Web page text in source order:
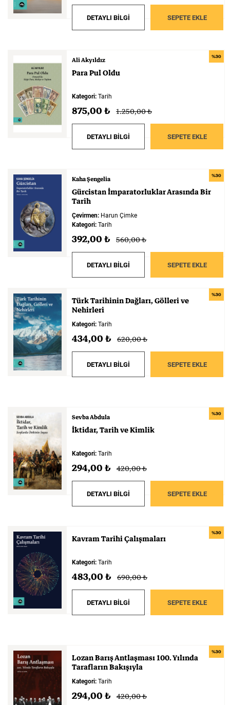
DETAYLI BİLGİ SEPETE EKLE
%30
Ali Akyıldız
ParaPulOldu
Kategori: Tarih
875,00 ₺ 1.250,00 ₺
DETAYLI BİLGİ SEPETE EKLE
%30
Kaha Şengelia
GürcistanİmparatorluklarArasındaBir
Tarih
Çevirmen: Harun Çimke
Kategori: Tarih
392,00 ₺ 560,00 ₺
DETAYLI BİLGİ SEPETE EKLE
%30
TürkTarihininDağları,Göllerive
Nehirleri
Kategori: Tarih
434,00 ₺ 620,00 ₺
DETAYLI BİLGİ SEPETE EKLE
%30
Sevba Abdula
İktidar,TarihveKimlik
Kategori: Tarih
294,00 ₺ 420,00 ₺
DETAYLI BİLGİ SEPETE EKLE
%30
KavramTarihiÇalışmaları
Kategori: Tarih
483,00 ₺ 690,00 ₺
DETAYLI BİLGİ SEPETE EKLE
%30
LozanBarışAntlaşması100.Yılında
TaraflarınBakışıyla
Kategori: Tarih
294,00 ₺ 420,00 ₺